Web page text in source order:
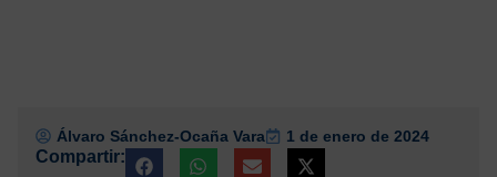
Álvaro Sánchez-Ocaña Vara 1 de enero de 2024
Compartir: